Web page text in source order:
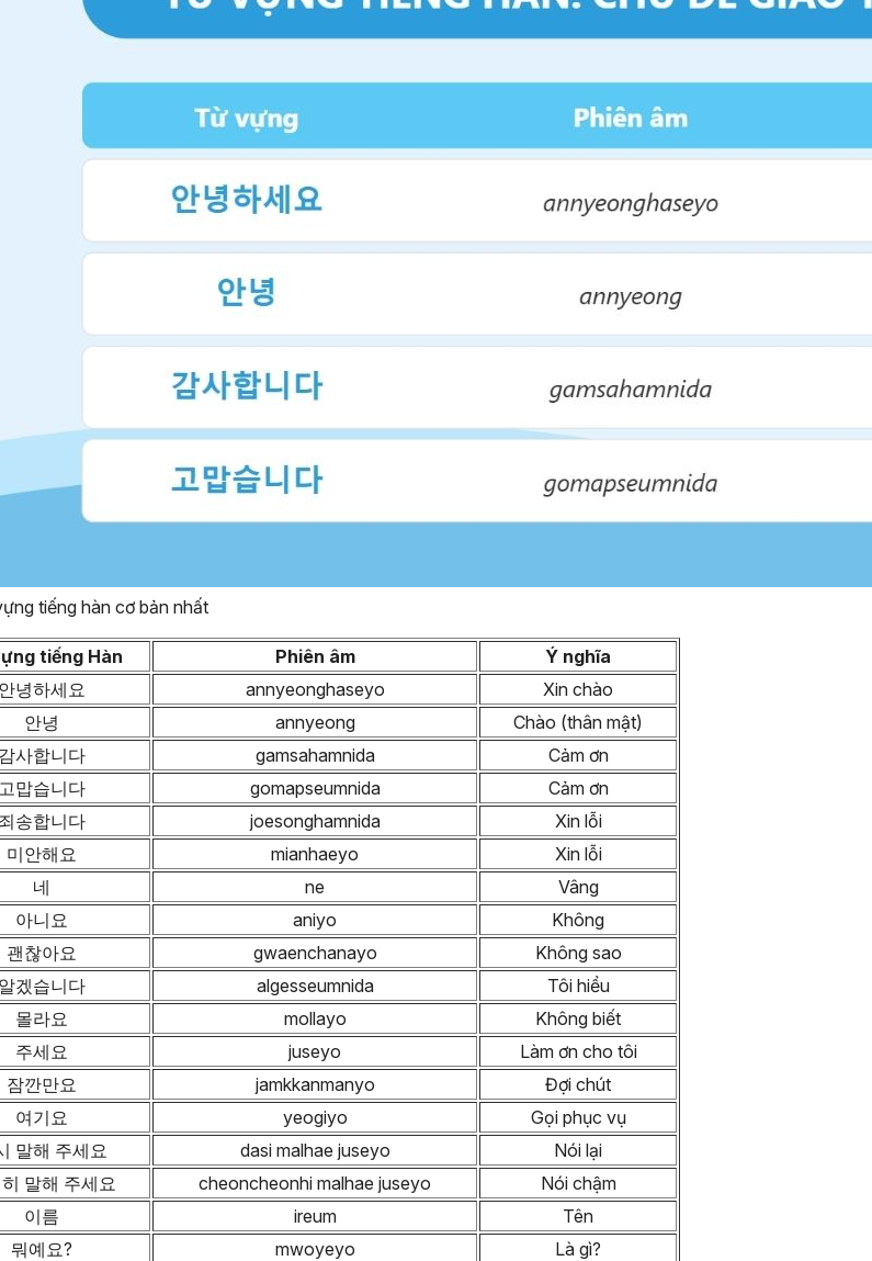
tiếng hàn cơ bản nhất
tiếng Hàn Phiên âm
Ý nghĩa
안녕하세요
annyeonghaseyo
Xin chào
안녕
annyeong
Chào (thân mật)
감사합니다
gamsahamnida
Cảm ơn
고맙습니다
gomapseumnida
Cảm ơn
죄송합니다
joesonghamnida
Xin lỗi
미안해요
mianhaeyo
Xin lỗi
네
ne
Vâng
아니요
aniyo
Không
괜찮아요
gwaenchanayo
Không sao
알겠습니다
algesseumnida
Tôi hiểu
몰라요
mollayo
Không biết
주세요
juseyo
Làm ơn cho tôi
잠깐만요
jamkkanmanyo
Đợi chút
여기요
yeogiyo
Gọi phục vụ
말해 주세요
dasi malhae juseyo
Nói lại
말해 주세요
cheoncheonhi malhae juseyo
Nói chậm
이름
ireum
Tên
뭐예요?
mwoyeyo
Là gì?